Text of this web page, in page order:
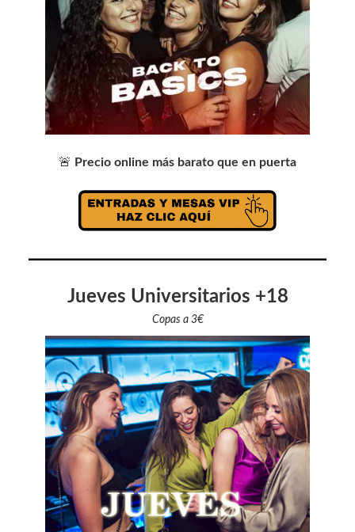
🚨 Precio online más barato que en puerta
Jueves Universitarios +18
Copas a 3€